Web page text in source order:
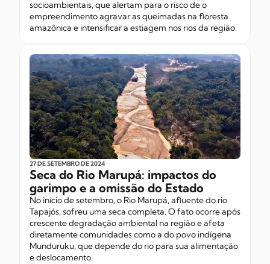
socioambientais, que alertam para o risco de o
empreendimento agravar as queimadas na floresta
amazônica e intensificar a estiagem nos rios da região.
27 DE SETEMBRODE 2024
Seca do Rio Marupá: impactos do
garimpo e a omissão do Estado
No início de setembro, o Rio Marupá, afluente do rio
Tapajós, sofreu uma seca completa. O fato ocorre após
crescente degradação ambiental na região e afeta
diretamente comunidades como a do povo indígena
Munduruku, que depende do rio para sua alimentação
e deslocamento.